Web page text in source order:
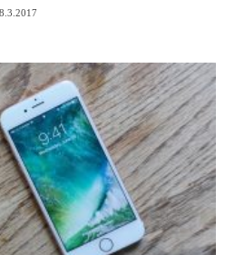
8.3.2017